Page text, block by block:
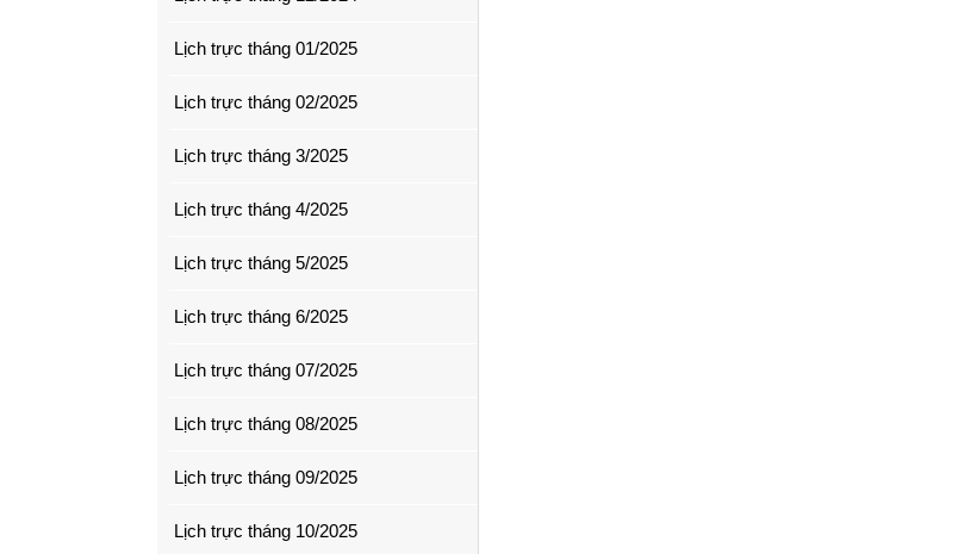
Lịch trực tháng 01/2025
Lịch trực tháng 02/2025
Lịch trực tháng 3/2025
Lịch trực tháng 4/2025
Lịch trực tháng 5/2025
Lịch trực tháng 6/2025
Lịch trực tháng 07/2025
Lịch trực tháng 08/2025
Lịch trực tháng 09/2025
Lịch trực tháng 10/2025